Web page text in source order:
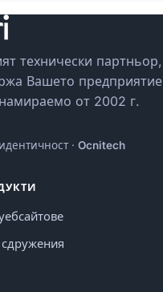
технически партньор,
Вашето предприятие
от 2002 г.
· Ocnitech
сдружения